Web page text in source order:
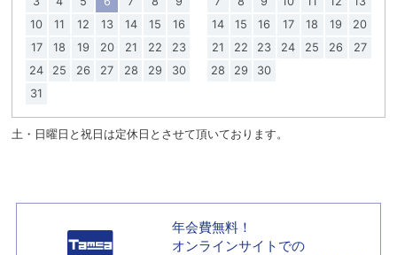
10
11 12 13 14 15
16
17
18 19 20 21 22
23
24
25 26 27 28 29
30
31
14
15 16 17 18 19
20
21
22 23 24 25 26
27
28
29 30
土・日曜日と祝日は定休日とさせて頂いております。
年会費無料！
オンラインサイトでの